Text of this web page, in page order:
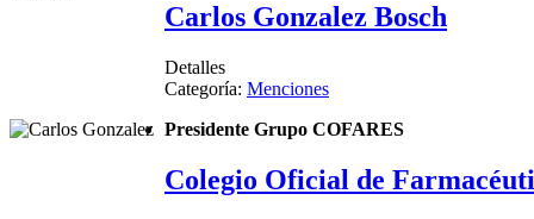
Carlos Gonzalez Bosch
Detalles
Categoría: Menciones
Presidente Grupo COFARES
Colegio Oficial de